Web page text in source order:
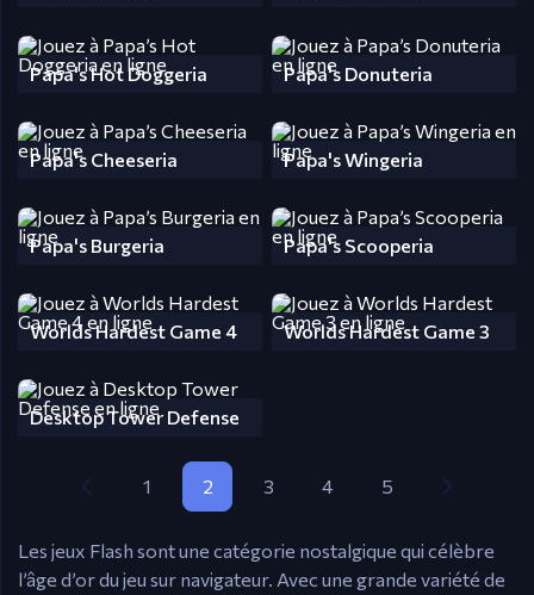
Papa's Hot Doggeria Papa's Donuteria
Papa's Cheeseria Papa's Wingeria
Papa's Burgeria Papa's Scooperia
Worlds Hardest Game 4 Worlds Hardest Game 3
Desktop Tower Defense
1 2 3 4 5
Les jeux Flash sont une catégorie nostalgique qui célèbre
l’âge d’or du jeu sur navigateur. Avec une grande variété de